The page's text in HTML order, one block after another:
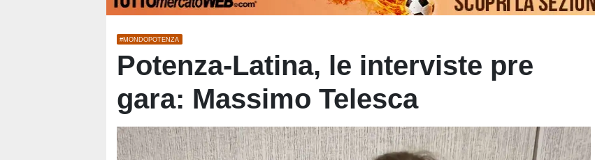
#MONDOPOTENZA
Potenza-Latina, le interviste pre
gara: Massimo Telesca